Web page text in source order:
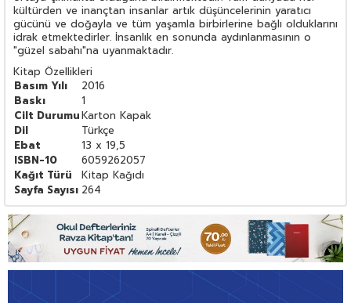
kültürden ve inançtan insanlar artık düşüncelerinin yaratıcı
gücünü ve doğayla ve tüm yaşamla birbirlerine bağlı olduklarını
idrak etmektedirler. İnsanlık en sonunda aydınlanmasının o
"güzel sabahı"na uyanmaktadır.
Kitap Özellikleri
Basım Yılı
2016
Baskı
1
Cilt DurumuKarton Kapak
Dil
Türkçe
Ebat
13 x 19,5
ISBN-10
6059262057
Kağıt Türü
Kitap Kağıdı
Sayfa Sayısı 264